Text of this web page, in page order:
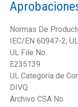
Normas De
IEC/EN 60947-2;
UL File No.
E235139
UL Categoría de
DIVQ
Archivo CSA No.